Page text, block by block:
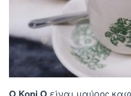
είναι μαύρος